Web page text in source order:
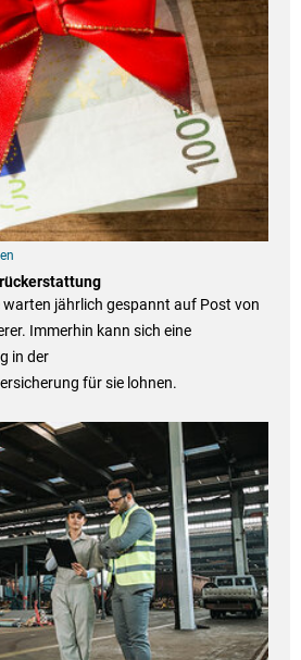
jährlich gespannt auf Post von
Immerhin kann sich eine
in der
für sie lohnen.